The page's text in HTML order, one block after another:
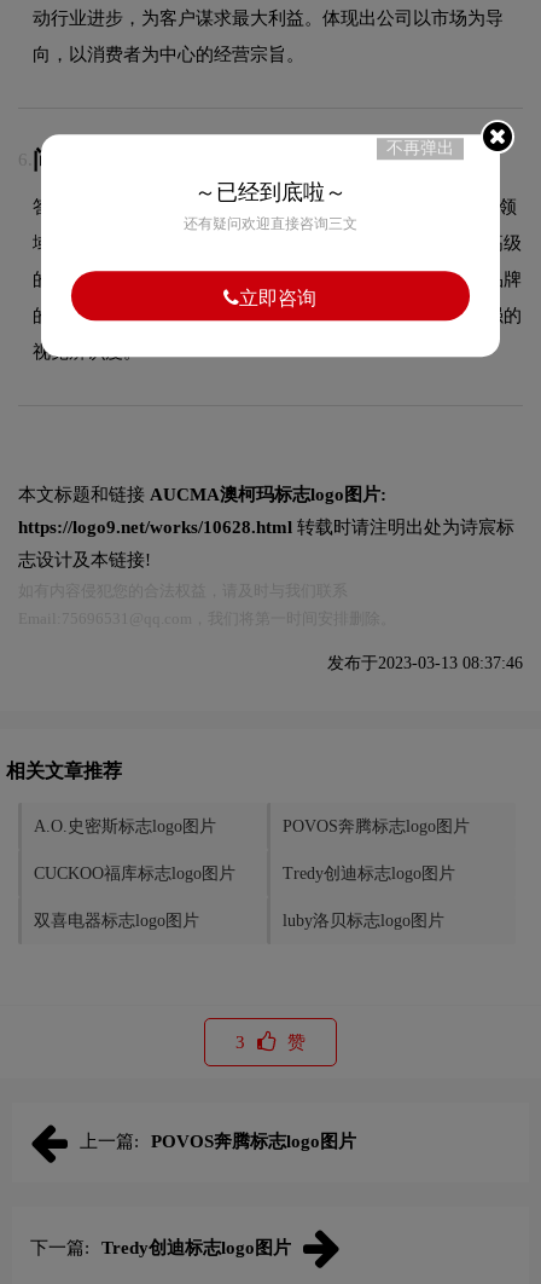
动行业进步，为客户谋求最大利益。体现出公司以市场为导
向，以消费者为中心的经营宗旨。
6. 问：AUCMAlogo采用什么颜色搭配？
答：AUCMA品牌整体使用的色彩方案充分契合了其在品牌领
域的品牌定位，以低饱和度的莫兰迪色调为主，传递淡雅高级
的品牌气质，契合品质消费定位。这种色彩选择既传递了品牌
的简约设计美学，又能有效吸引目标受众，使标志具有较强的
视觉辨识度。
本文标题和链接 AUCMA澳柯玛标志logo图片:
https://logo9.net/works/10628.html 转载时请注明出处为诗宸标
志设计及本链接!
发布于2023-03-13 08:37:46
相关文章推荐
A.O.史密斯标志logo图片 POVOS奔腾标志logo图片
CUCKOO福库标志logo图片 Tredy创迪标志logo图片
双喜电器标志logo图片 luby洛贝标志logo图片
3 赞
上一篇: POVOS奔腾标志logo图片
下一篇: Tredy创迪标志logo图片
不再弹出
～已经到底啦～
还有疑问欢迎直接咨询三文
立即咨询